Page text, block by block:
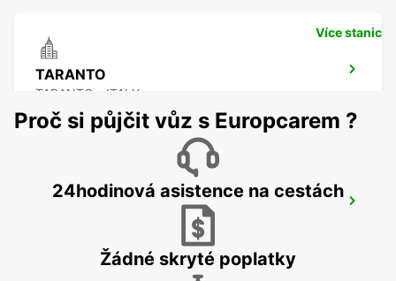
TARANTO
TARANTO - ITALY
Více stanic
Proč si půjčit vůz s Europcarem ?
24hodinová asistence na cestách
Žádné skryté poplatky